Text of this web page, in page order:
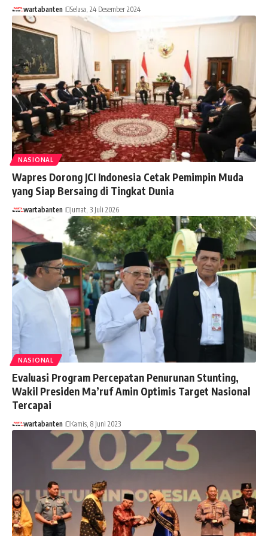
wartabanten Selasa, 24 Desember 2024
NASIONAL
Wapres Dorong JCI Indonesia Cetak Pemimpin Muda
yang Siap Bersaing di Tingkat Dunia
wartabanten Jumat, 3 Juli 2026
NASIONAL
Evaluasi Program Percepatan Penurunan Stunting,
Wakil Presiden Ma’ruf Amin Optimis Target Nasional
Tercapai
wartabanten Kamis, 8 Juni 2023